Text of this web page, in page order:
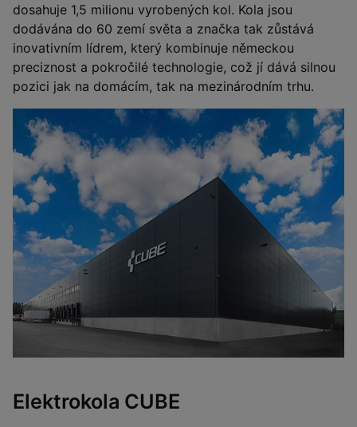
dosahuje 1,5 milionu vyrobených kol. Kola jsou
dodávána do 60 zemí světa a značka tak zůstává
inovativním lídrem, který kombinuje německou
preciznost a pokročilé technologie, což jí dává silnou
pozici jak na domácím, tak na mezinárodním trhu.
Elektrokola CUBE